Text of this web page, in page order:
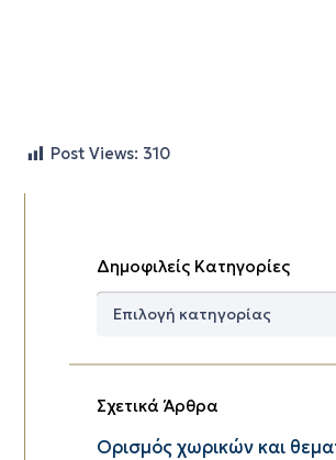
Post Views: 310
Δημοφιλείς Κατηγορίες
Δημοφιλείς
Σχετικά Άρθρα
Ορισμός χωρικών και